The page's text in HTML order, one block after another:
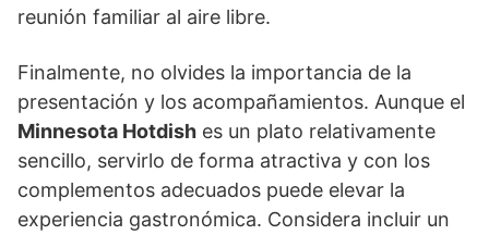
reunión familiar al aire libre.
Finalmente, no olvides la importancia de la
presentación y los acompañamientos. Aunque el
Minnesota Hotdish es un plato relativamente
sencillo, servirlo de forma atractiva y con los
complementos adecuados puede elevar la
experiencia gastronómica. Considera incluir un